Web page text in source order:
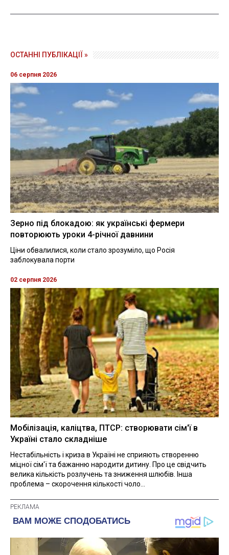
ОСТАННІ ПУБЛІКАЦІЇ »
06 серпня 2026
Зерно під блокадою: як українські фермери
повторюють уроки 4-річної давнини
Ціни обвалилися, коли стало зрозуміло, що Росія
заблокувала порти
02 серпня 2026
Мобілізація, каліцтва, ПТСР: створювати сім'ї в
Україні стало складніше
Нестабільність і криза в Україні не сприяють створенню
міцної сім'ї та бажанню народити дитину. Про це свідчить
велика кількість розлучень та зниження шлюбів. Інша
проблема – скорочення кількості чоло...